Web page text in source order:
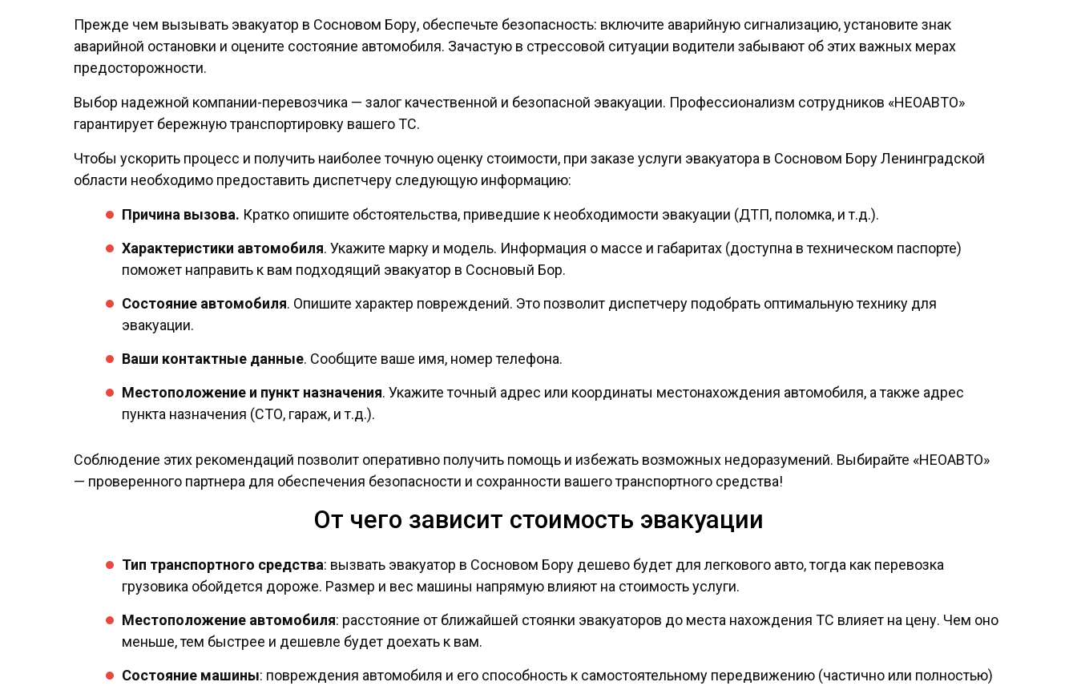
Прежде чем вызывать эвакуатор в Сосновом Бору, обеспечьте безопасность: включите аварийную сигнализацию, установите знак
аварийной остановки и оцените состояние автомобиля. Зачастую в стрессовой ситуации водители забывают об этих важных мерах
предосторожности.
Выбор надежной компании-перевозчика — залог качественной и безопасной эвакуации. Профессионализм сотрудников «НЕОАВТО»
гарантирует бережную транспортировку вашего ТС.
Чтобы ускорить процесс и получить наиболее точную оценку стоимости, при заказе услуги эвакуатора в Сосновом Бору Ленинградской
области необходимо предоставить диспетчеру следующую информацию:
Причина вызова. Кратко опишите обстоятельства, приведшие к необходимости эвакуации (ДТП, поломка, и т.д.).
Характеристики автомобиля. Укажите марку и модель. Информация о массе и габаритах (доступна в техническом паспорте)
поможет направить к вам подходящий эвакуатор в Сосновый Бор.
Состояние автомобиля. Опишите характер повреждений. Это позволит диспетчеру подобрать оптимальную технику для
эвакуации.
Ваши контактные данные. Сообщите ваше имя, номер телефона.
Местоположение и пункт назначения. Укажите точный адрес или координаты местонахождения автомобиля, а также адрес
пункта назначения (СТО, гараж, и т.д.).
Соблюдение этих рекомендаций позволит оперативно получить помощь и избежать возможных недоразумений. Выбирайте «НЕОАВТО»
— проверенного партнера для обеспечения безопасности и сохранности вашего транспортного средства!
От чего зависит стоимость эвакуации
Тип транспортного средства: вызвать эвакуатор в Сосновом Бору дешево будет для легкового авто, тогда как перевозка
грузовика обойдется дороже. Размер и вес машины напрямую влияют на стоимость услуги.
Местоположение автомобиля: расстояние от ближайшей стоянки эвакуаторов до места нахождения ТС влияет на цену. Чем оно
меньше, тем быстрее и дешевле будет доехать к вам.
Состояние машины: повреждения автомобиля и его способность к самостоятельному передвижению (частично или полностью)